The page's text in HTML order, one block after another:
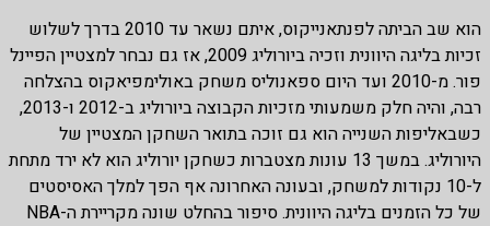
הוא שב הביתה לפנתאנייקוס, איתם נשאר עד 2010 בדרך לשלוש
זכיות בליגה היוונית וזכיה ביורוליג 2009, אז גם נבחר למצטיין הפיינל
פור. מ-2010 ועד היום ספאנוליס משחק באולימפיאקוס בהצלחה
רבה, והיה חלק משמעותי מזכיות הקבוצה ביורוליג ב-2012 ו-2013,
כשבאליפות השנייה הוא גם זוכה בתואר השחקן המצטיין של
היורוליג. במשך 13 עונות מצטברות כשחקן יורוליג הוא לא ירד מתחת
ל-10 נקודות למשחק, ובעונה האחרונה אף הפך למלך האסיסטים
של כל הזמנים בליגה היוונית. סיפור בהחלט שונה מקריירת ה-NBA